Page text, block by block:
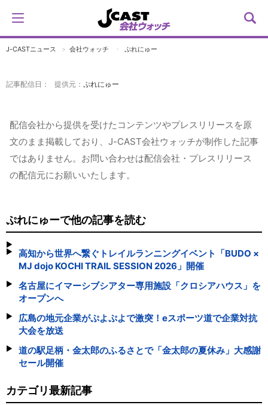
J-CASTニュース 会社ウォッチ ぷれにゅー
記事配信日： 提供元： ぷれにゅー
配信会社から提供を受けたコンテンツやプレスリリースを原
文のまま掲載しており、J-CAST会社ウォッチが制作した記事
ではありません。お問い合わせは配信会社・プレスリリース
の配信元にお願いいたします。
ぷれにゅーで他の記事を読む
高知から世界へ繋ぐトレイルランニングイベント「BUDO ×
MJ dojo KOCHI TRAIL SESSION 2026」開催
名古屋にイマーシブシアター専用施設「クロシアハウス」を
オープンへ
広島の地元企業がぷよぷよで激突！eスポーツ道で企業対抗
大会を放送
道の駅足柄・金太郎のふるさとで「金太郎の夏休み」大感謝
セール開催
カテゴリ最新記事